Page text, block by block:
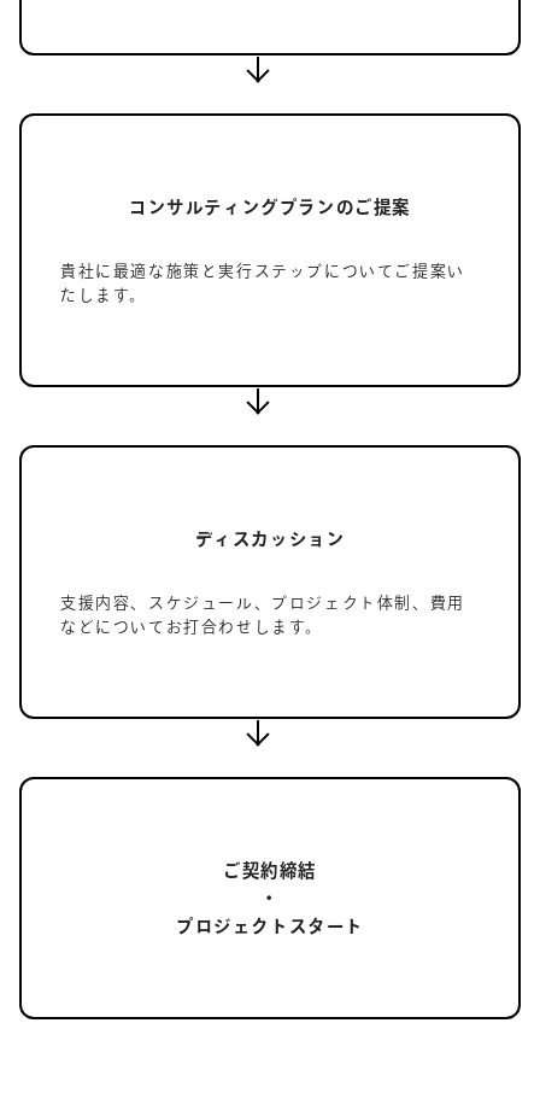
コンサルティングプランのご提案
貴社に最適な施策と実行ステップについてご提案い
たします。
ディスカッション
支援内容、スケジュール、プロジェクト体制、費用
などについてお打合わせします。
ご契約締結
・
プロジェクトスタート